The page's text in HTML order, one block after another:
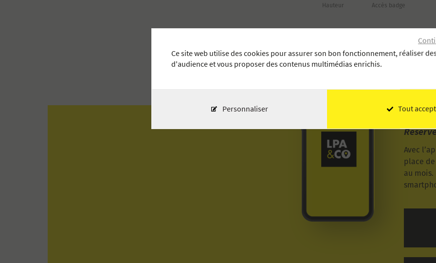
Hauteur Accès badge
Avec
place
au
Ce site web utilise des cookies pour assurer son bon fonctionnement, réaliser
d'audience et vous proposer des contenus multimédias enrichis.
Tout
Personnaliser